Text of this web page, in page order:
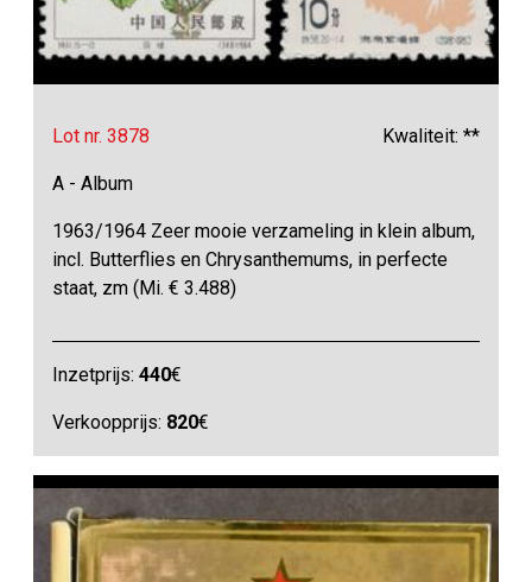
Lot nr. 3878 Kwaliteit: **
A - Album
1963/1964 Zeer mooie verzameling in klein album,
incl. Butterflies en Chrysanthemums, in perfecte
staat, zm (Mi. € 3.488)
Inzetprijs:440€
Verkoopprijs: 820€